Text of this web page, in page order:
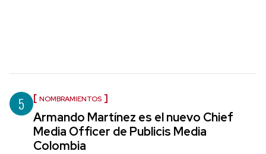
5 NOMBRAMIENTOS
Armando Martínez es el nuevo Chief
Media Officer de Publicis Media
Colombia